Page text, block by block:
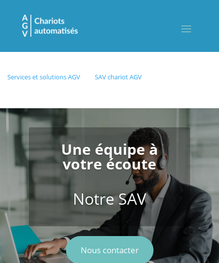
Services et solutions AGV SAV chariot AGV
Une équipe à
votre écoute
Notre SAV
Nous contacter